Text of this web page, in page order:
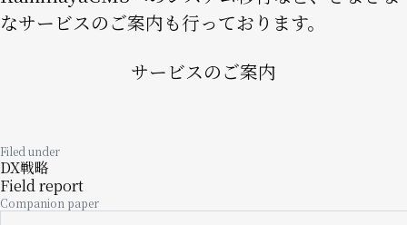
Filed under
DX戦略
Field report
Companion paper
なサービスのご案内も行っております。
サービスのご案内